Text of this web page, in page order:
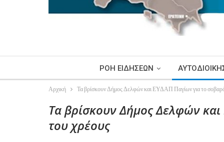
ΡΟΗ ΕΙΔΗΣΕΩΝ
Αρχική Τα βρίσκουν Δήμος Δελφών και ΕΥΔΑΠ Παγίων για το
Τα βρίσκουν Δήμος Δελφών
του χρέους